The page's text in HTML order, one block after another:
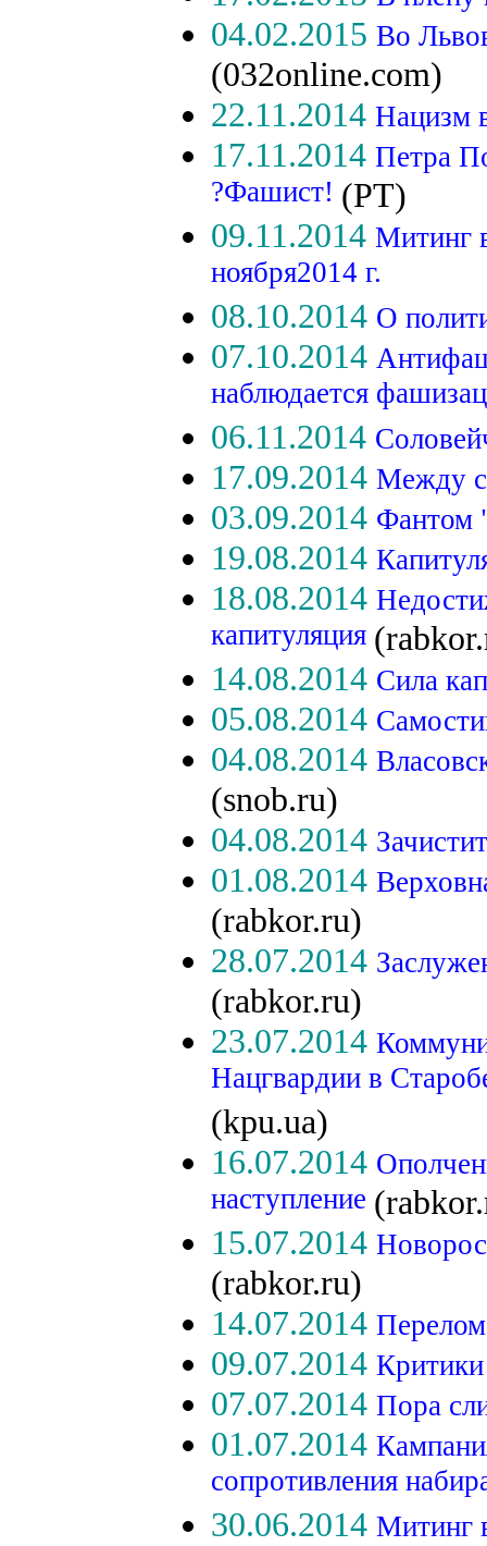
04.02.2015 Во
(032online.com)
22.11.2014 Нацизм
17.11.2014 Петра
?Фашист! (РТ)
09.11.2014 Митинг
ноября2014 г.
08.10.2014 О
07.10.2014
наблюдается
06.11.2014
17.09.2014 Между
03.09.2014 Фантом
19.08.2014
18.08.2014
капитуляция
14.08.2014 Сила
05.08.2014
04.08.2014
(snob.ru)
04.08.2014
01.08.2014
(rabkor.ru)
28.07.2014
(rabkor.ru)
23.07.2014
Нацгвардии в
(kpu.ua)
16.07.2014
наступление
15.07.2014
(rabkor.ru)
14.07.2014
09.07.2014
07.07.2014 Пора
01.07.2014
сопротивления
30.06.2014 Митинг